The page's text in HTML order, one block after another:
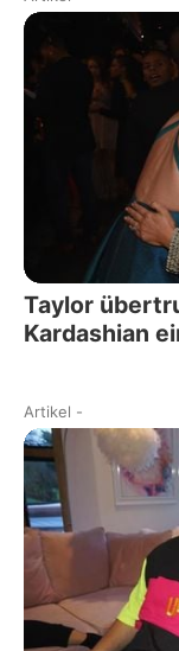
Taylor
Kardashian
Artikel -